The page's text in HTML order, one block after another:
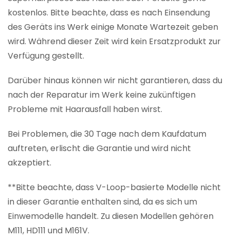
kostenlos. Bitte beachte, dass es nach Einsendung
des Geräts ins Werk einige Monate Wartezeit geben
wird. Während dieser Zeit wird kein Ersatzprodukt zur
Verfügung gestellt.
Darüber hinaus können wir nicht garantieren, dass du
nach der Reparatur im Werk keine zukünftigen
Probleme mit Haarausfall haben wirst.
Bei Problemen, die 30 Tage nach dem Kaufdatum
auftreten, erlischt die Garantie und wird nicht
akzeptiert.
**Bitte beachte, dass V-Loop-basierte Modelle nicht
in dieser Garantie enthalten sind, da es sich um
Einwemodelle handelt. Zu diesen Modellen gehören
M111, HD111 und M161V.